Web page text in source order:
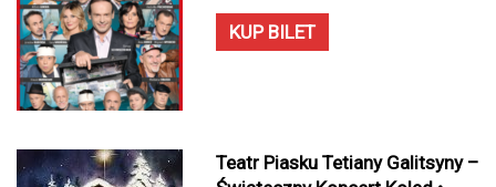
KUP BILET
Teatr Piasku Tetiany Galitsyny –